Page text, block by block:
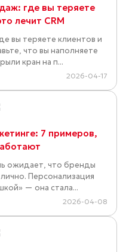
где вы теряете
лечит CRM
вы теряете клиентов и
что вы наполняете
кран на п...
2026-04-17
7 примеров,
ожидает, что бренды
Персонализация
— она стала...
2026-04-08